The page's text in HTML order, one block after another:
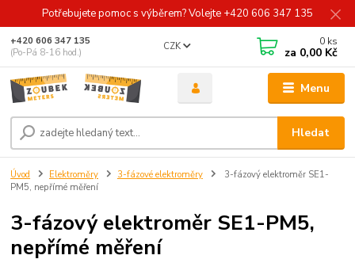
Potřebujete pomoc s výběrem? Volejte +420 606 347 135
Menu
CZK
Hledat
+420 606 347 135
(Po-Pá 8-16 hod.)
0 ks
za 0,00 Kč
Úvod Elektroměry 3-fázové elektroměry
3-fázový elektroměr SE1-
PM5, nepřímé měření
3-fázový elektroměr SE1-PM5,
nepřímé měření